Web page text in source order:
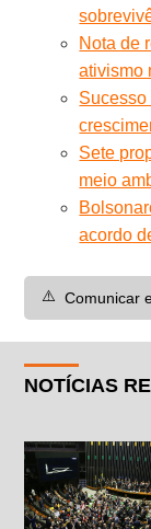
Nota de
ativismo
Sucesso
Sete
meio
acordo
⚠️ Comunicar
NOTÍCIAS